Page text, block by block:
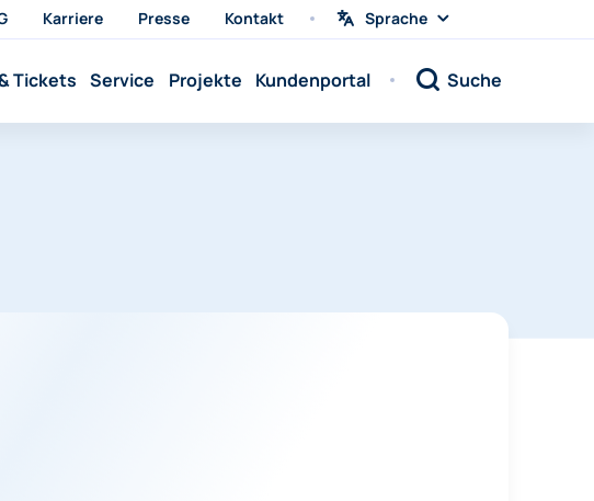
Karriere Presse Kontakt
Sprache
Sprache
Sprache:
Tickets Service Projekte Kundenportal Suche